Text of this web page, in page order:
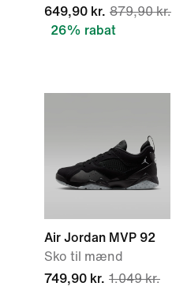
649,90 kr. 879,90 kr.
26% rabat
Air Jordan MVP 92
Sko til mænd
749,90 kr. 1.049 kr.